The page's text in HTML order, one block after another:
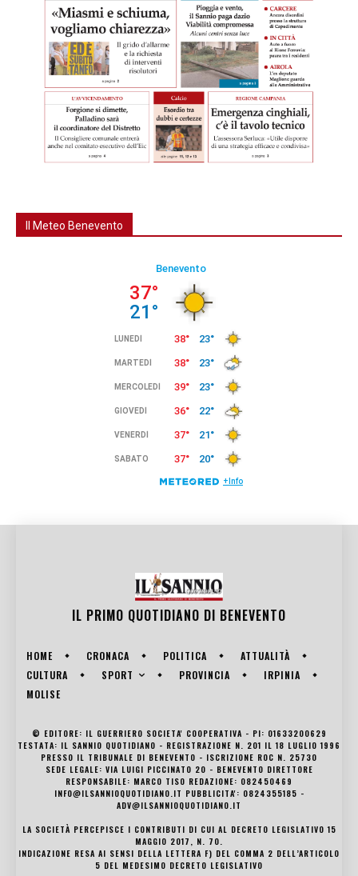
Il Meteo Benevento
IL PRIMO QUOTIDIANO DI BENEVENTO
HOME CRONACA POLITICA
ATTUALITÀ
CULTURA
SPORT PROVINCIA
IRPINIA
MOLISE
© EDITORE: IL GUERRIERO SOCIETA' COOPERATIVA - PI: 01633200629
TESTATA: IL SANNIO QUOTIDIANO - REGISTRAZIONE N. 201 IL 18 LUGLIO 1996
PRESSO IL TRIBUNALE DI BENEVENTO - ISCRIZIONE ROC N. 25730
SEDE LEGALE: VIA LUIGI PICCINATO 20 - BENEVENTO DIRETTORE
RESPONSABILE: MARCO TISO REDAZIONE: 082450469
INFO@ILSANNIOQUOTIDIANO.IT PUBBLICITA': 0824355185 -
ADV@ILSANNIOQUOTIDIANO.IT
LA SOCIETÀ PERCEPISCE I CONTRIBUTI DI CUI AL DECRETO LEGISLATIVO 15
MAGGIO 2017, N. 70.
INDICAZIONE RESA AI SENSI DELLA LETTERA F) DEL COMMA 2 DELL’ARTICOLO
5 DEL MEDESIMO DECRETO LEGISLATIVO